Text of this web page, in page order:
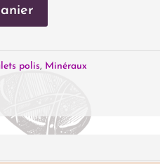
polis, Minéraux